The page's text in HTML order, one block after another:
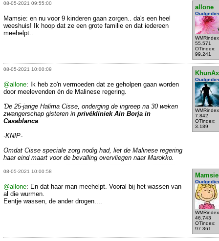
08-05-2021 09:55:00
allone
55.571
OTindex:
99.241
Mamsie: en nu voor 9 kinderen gaan zorgen.. da's een heel
weeshuis! Ik hoop dat ze een grote familie en dat iedereen
meehelpt..
08-05-2021 10:00:09
7.842
OTindex:
3.189
@allone: Ik heb zo'n vermoeden dat ze geholpen gaan worden
door meelevenden én de Malinese regering.
'De 25-jarige Halima Cisse, onderging de ingreep na 30 weken
zwangerschap gisteren in privékliniek Ain Borja in
Casablanca.
-KNIP-
Omdat Cisse speciale zorg nodig had, liet de Malinese regering
haar eind maart voor de bevalling overvliegen naar Marokko.
08-05-2021 10:00:58
Mamsie
46.743
OTindex:
97.361
@allone: En dat haar man meehelpt. Vooral bij het wassen van
al die wurmen.
Eentje wassen, de ander drogen....